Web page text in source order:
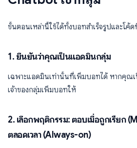
ขั้นตอนเหล่านี้ใช้ได้ทั้งบอทสำเร็จรูปและโค้
1. ยืนยันว่าคุณเป็นแอดมินกลุ่ม
เฉพาะแอดมินเท่านั้นที่เพิ่มบอทได้ หากคุณ
เจ้าของกลุ่มเพิ่มบอทให้
2. เลือกพฤติกรรม: ตอบเมื่อถูกเรียก
ตลอดเวลา (Always-on)